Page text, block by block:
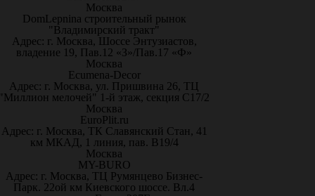
Москва
DomLepnina строительный рынок
"Владимирский тракт"
Адрес: г. Москва, Шоссе Энтузиастов,
владение 19, Пав.12 «З»/Пав.17 «Ф»
Москва
Ecumena-Decor
Адрес: г. Москва, ул. Пришвина 26, ТЦ
мелочей" 1-й этаж, секция С17/2
Москва
EuroPlit.ru
Адрес: г. Москва, ТК Славянский Стан, 41
км МКАД, 1 линия, пав. В19/4
Москва
MY-BURO
Адрес: г. Москва, ТЦ Румянцево Бизнес-
Парк. 22ой км Киевского шоссе. Вл.4